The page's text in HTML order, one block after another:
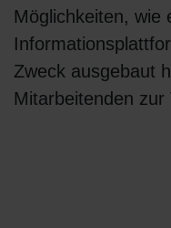
Möglichkeiten, wie
Zweck ausgebaut
Mitarbeitenden